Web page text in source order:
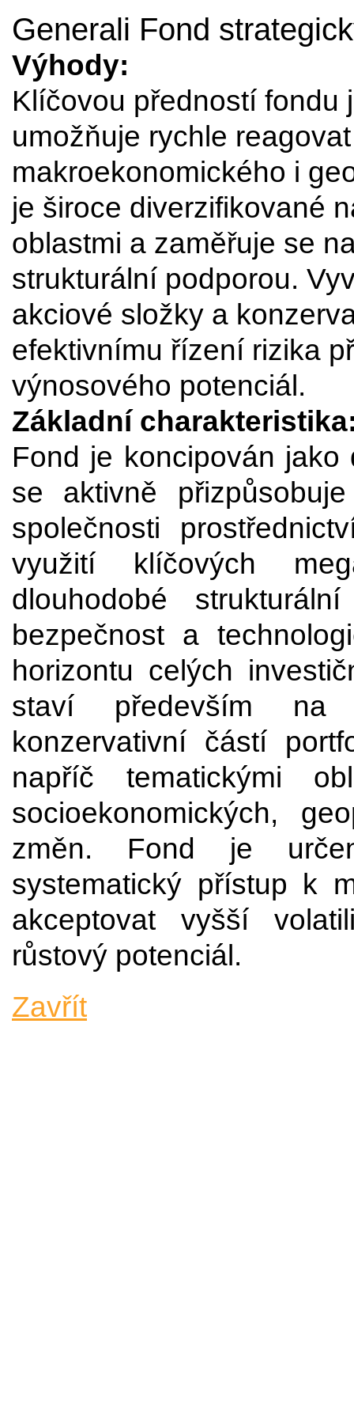
Generali Fond
Výhody:
Klíčovou předností fondu
umožňuje rychle
makroekonomického i
je široce diverzifikované
oblastmi a zaměřuje se
strukturální podporou.
akciové složky a
efektivnímu řízení rizika
výnosového potenciál.
Základní
Fond je koncipován
se aktivně
společnosti
využití klíčových
dlouhodobé
bezpečnost a
horizontu celých
staví především na
konzervativní částí
napříč tematickými
socioekonomických,
změn. Fond je
systematický přístup k
akceptovat vyšší
růstový potenciál.
Zavřít